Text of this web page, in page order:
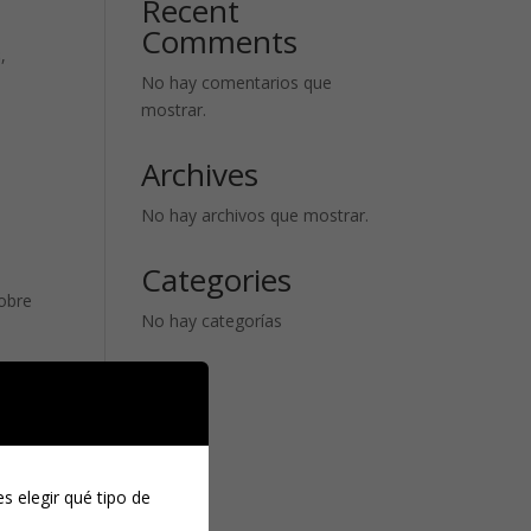
Recent
Comments
No hay comentarios que
mostrar.
Archives
No hay archivos que mostrar.
Categories
No hay categorías
elegir qué tipo de